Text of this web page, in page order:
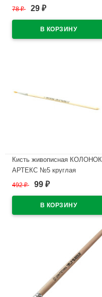
АРТЕКС №08 отводная со
78₽ 29 ₽
Кисть живописная КОЛОНОК
АРТЕКС №5 круглая
В наличии
492₽ 99 ₽